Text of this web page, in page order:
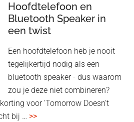
Hoofdtelefoon en
Bluetooth Speaker in
een twist
Een hoofdtelefoon heb je nooit
tegelijkertijd nodig als een
bluetooth speaker - dus waarom
zou je deze niet combineren?
voor 'Tomorrow Doesn't
bij … >>overHoofdtelefoon